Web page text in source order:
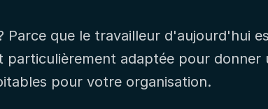
que le travailleur d'aujourd'hui
adaptée pour donner
pour votre organisation.